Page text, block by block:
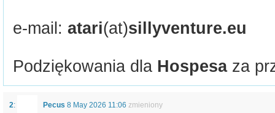
e-mail: atari(at)sillyventure.eu
Podziękowania dla Hospesaza
2: Pecus 8 May 2026 11:06 zmieniony